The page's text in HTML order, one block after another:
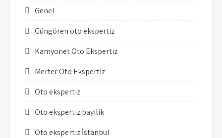
Genel
Güngören oto ekspertiz
Kamyonet Oto Ekspertiz
Merter Oto Ekspertiz
Oto ekspertiz
Oto ekspertiz bayilik
Oto ekspertiz İstanbul